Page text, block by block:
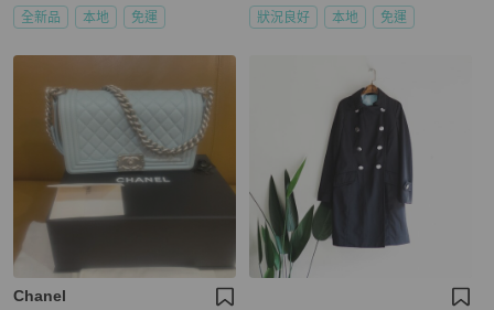
全新品 本地 免運 狀況良好 本地 免運
Chanel